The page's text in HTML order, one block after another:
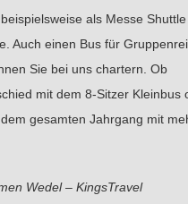
als Messe
Auch einen Bus für
Sie bei uns chartern. Ob
mit dem 8-Sitzer Kleinbus
gesamten Jahrgang mit
Wedel – KingsTravel